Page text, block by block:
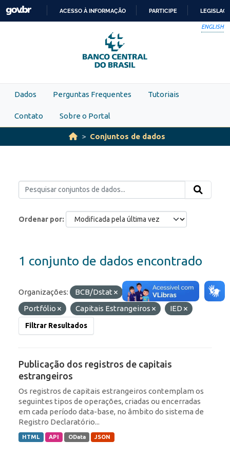
Skip to main content
PARA
O
CONTEÚDO
ACESSO À INFORMAÇÃO PARTICIPE
ENGLISH
Dados Perguntas Frequentes Tutoriais
Contato Sobre o Portal
Conjuntos de dados
Ordenar por
1 conjunto de dados encontrado
Organizações: BCB/Dstat
Etiquetas:
Portfólio
Capitais Estrangeiros IED
Filtrar Resultados
Publicação dos registros de capitais
estrangeiros
Os registros de capitais estrangeiros contemplam os
seguintes tipos de operações, criadas ou encerradas
em cada período data-base, no âmbito do sistema de
Registro Declaratório...
HTML API OData JSON